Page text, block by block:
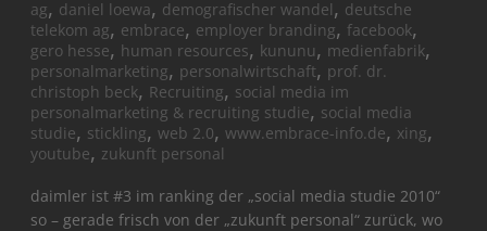
ag, daniel loewa, demografischer wandel, deutsche
telekom ag, embrace, employer branding, facebook,
gero hesse, human resources, kununu, medienfabrik,
personalmarketing, personalwirtschaft, prof. dr.
christoph beck, Recruiting, social media im
personalmarketing & recruiting studie, social media
studie, stickling,web 2.0,www.embrace-info.de, xing,
youtube, zukunft personal
daimler ist #3 im ranking der „social media studie 2010“
so – gerade frisch von der „zukunft personal“ zurück, wo